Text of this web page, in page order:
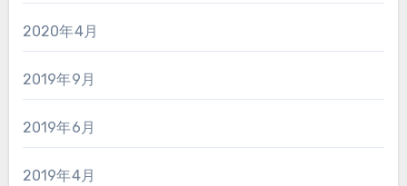
2020年4月
2019年9月
2019年6月
2019年4月